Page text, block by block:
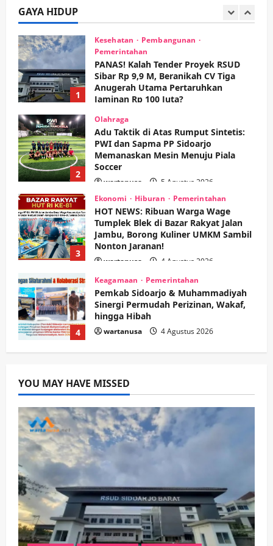
GAYA HIDUP
5
1
Kesehatan
Pembangunan
Pemerintahan
PANAS! Kalah Tender Proyek RSUD
Sibar Rp 9,9 M, Beranikah CV Tiga
Anugerah Utama Pertaruhkan
Jaminan Rp 100 Juta?
wartanusa
2
Olahraga
Adu Taktik di Atas Rumput Sintetis:
PWI dan Sapma PP Sidoarjo
Memanaskan Mesin Menuju Piala
Soccer
wartanusa 5 Agustus 2026
3
Ekonomi Hiburan Pemerintahan
HOT NEWS: Ribuan Warga Wage
Tumplek Blek di Bazar Rakyat Jalan
Jambu, Borong Kuliner UMKM Sambil
Nonton Jaranan!
wartanusa 4 Agustus 2026
4
Keagamaan Pemerintahan
Pemkab Sidoarjo & Muhammadiyah
Sinergi Permudah Perizinan, Wakaf,
hingga Hibah
wartanusa 4 Agustus 2026
5
Wabup Sidoarjo Minta Doa Jamaah
Agar Tetap Amanah Memimpin
wartanusa 4 Agustus 2026
1
Kesehatan Pembangunan
Pemerintahan
PANAS! Kalah Tender Proyek RSUD
Sibar Rp 9,9 M, Beranikah CV Tiga
Anugerah Utama Pertaruhkan
Jaminan Rp 100 Juta?
wartanusa 5 Agustus 2026
Olahraga
Adu Taktik di Atas Rumput Sintetis:
PWI dan Sapma PP Sidoarjo
YOU MAY HAVE MISSED